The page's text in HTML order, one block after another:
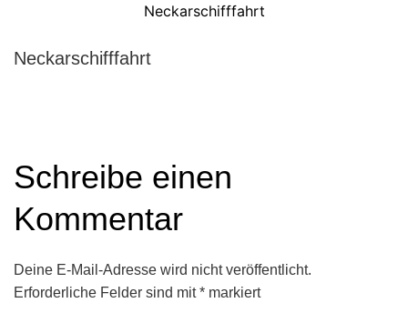
Neckarschifffahrt
Neckarschifffahrt
Schreibe einen
Kommentar
Deine E-Mail-Adresse wird nicht veröffentlicht.
Erforderliche Felder sind mit* markiert